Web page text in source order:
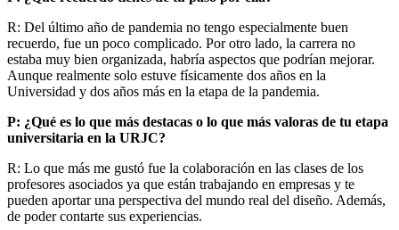
R: Del último año de pandemia no tengo especialmente buen
recuerdo, fue un poco complicado. Por otro lado, la carrera no
estaba muy bien organizada, habría aspectos que podrían mejorar.
Aunque realmente solo estuve físicamente dos años en la
Universidad y dos años más en la etapa de la pandemia.
P: ¿Qué es lo que más destacas o lo que más valoras de tu etapa
universitaria en la URJC?
R: Lo que más me gustó fue la colaboración en las clases de los
profesores asociados ya que están trabajando en empresas y te
pueden aportar una perspectiva del mundo real del diseño. Además,
de poder contarte sus experiencias.